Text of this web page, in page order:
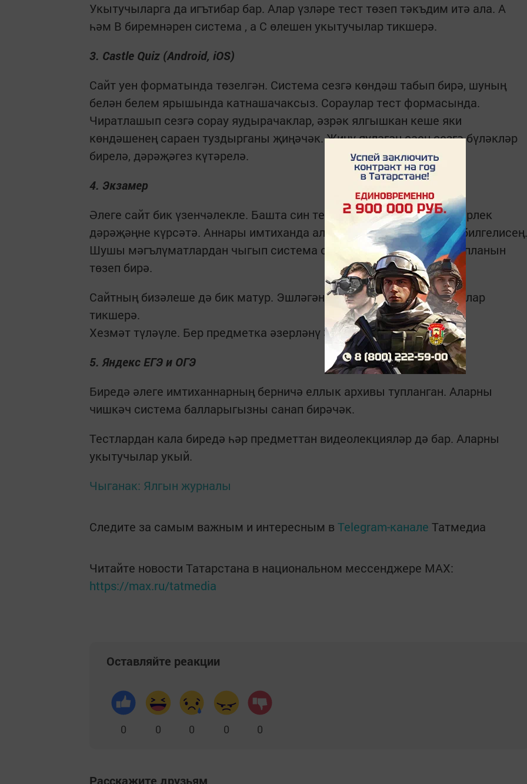
Укытучыларга да игътибар бар. Алар үзләре тест төзеп тәкъдим итә ала. А
һәм В биремнәрен система , а С өлешен укытучылар тикшерә.
3. Castle Quiz (Android, iOS)
Сайт уен форматында төзелгән. Система сезгә көндәш табып бирә, шуның
белән белем ярышында катнашачаксыз. Сораулар тест формасында.
Чиратлашып сезгә сорау яудырачаклар, әзрәк ялгышкан кеше яки
көндәшенең сараен туздырганы җиңәчәк. Җиңү яулаган саен сезгә бүләкләр
бирелә, дәрәҗәгез күтәрелә.
4. Экзамер
Әлеге сайт бик үзенчәлекле. Башта син тест эшлисең - ул синең әзерлек
дәрәҗәңне күрсәтә. Аннары имтиханда алырга теләгән баллыңны билгелисең.
Шушы мәгълүматлардан чыгып система сиңа персональ әзерләнү планын
төзеп бирә.
Сайтның бизәлеше дә бик матур. Эшләгән биремнәрегезне экспертлар
тикшерә.
Хезмәт түләүле. Бер предметка әзерләнү 3 меңнән артык.
5. Яндекс ЕГЭ и ОГЭ
Биредә әлеге имтиханнарның берничә еллык архивы тупланган. Аларны
чишкәч система балларыгызны санап бирәчәк.
Тестлардан кала биредә һәр предметтан видеолекцияләр дә бар. Аларны
укытучылар укый.
Чыганак: Ялгын журналы
Следите за самым важным и интересным в Telegram-канале Татмедиа
Читайте новости Татарстана в национальном мессенджере MАХ:
https://max.ru/tatmedia
Оставляйте реакции
0 0 0 0 0
Расскажите друзьям